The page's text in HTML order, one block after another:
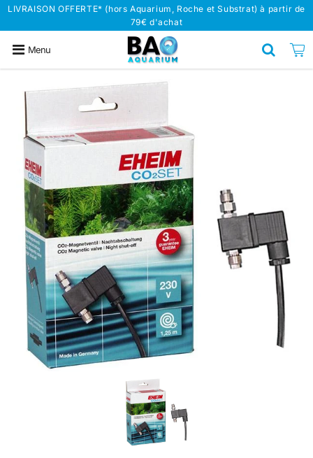
LIVRAISON OFFERTE* (hors Aquarium, Roche et Substrat) à partir de
79€ d'achat
Menu